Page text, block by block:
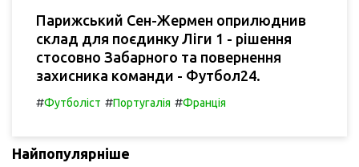
Парижський Сен-Жермен оприлюднив
склад для поєдинку Ліги 1 - рішення
стосовно Забарного та повернення
захисника команди - Футбол24.
#Футболіст #Португалія #Франція
Найпопулярніше